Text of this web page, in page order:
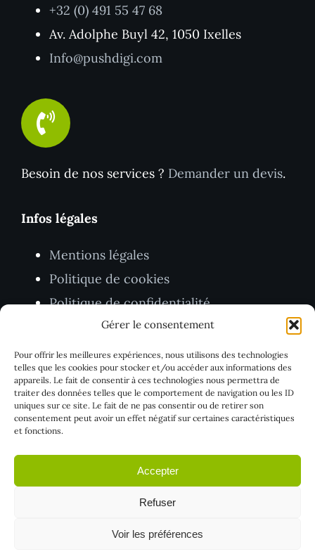
Gérer le consentement
Pour offrir les meilleures expériences, nous utilisons des technologies
telles que les cookies pour stocker et/ou accéder aux informations des
appareils. Le fait de consentir à ces technologies nous permettra de
traiter des données telles que le comportement de navigation ou les ID
uniques sur ce site. Le fait de ne pas consentir ou de retirer son
consentement peut avoir un effet négatif sur certaines caractéristiques
et fonctions.
Accepter
Refuser
Voir les préférences
+32 (0) 491 55 47 68
Av. Adolphe Buyl 42, 1050 Ixelles
Info@pushdigi.com
Besoin de nos services ? Demander un devis.
Infos légales
Mentions légales
Politique de cookies
Politique de confidentialité
TVA BE1005.403.416
© 2026 Push Digi – Ko-Ordinate SRL. Tous droits